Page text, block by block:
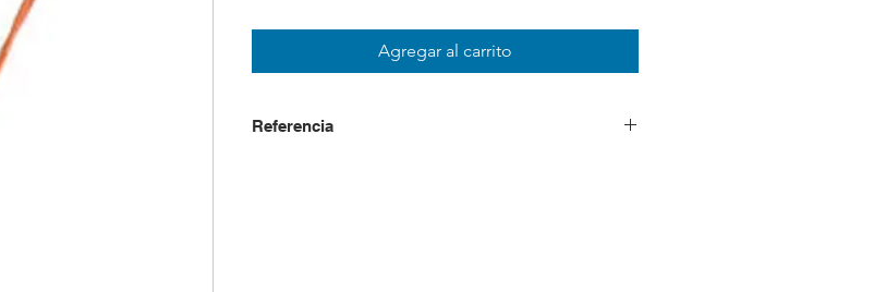
Agregar al carrito
Referencia